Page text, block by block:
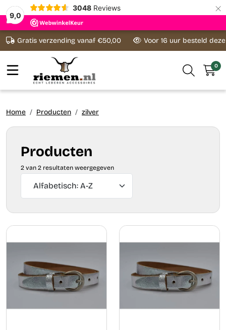
9,0
3048 Reviews ×
Ga naar content
Gratis verzending vanaf €50,00 Voor 16 uur besteld
0
Home Producten zilver
Producten
2 van 2 resultaten weergegeven